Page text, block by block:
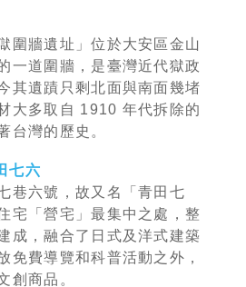
圍牆遺址」位於大安區金山
一道圍牆，是臺灣近代獄政
其遺蹟只剩北面與南面幾堵
大多取自 1910 年代拆除的
台灣的歷史。
七六
巷六號，故又名「青田七
宅「營宅」最集中之處，整
成，融合了日式及洋式建築
免費導覽和科普活動之外，
創商品。